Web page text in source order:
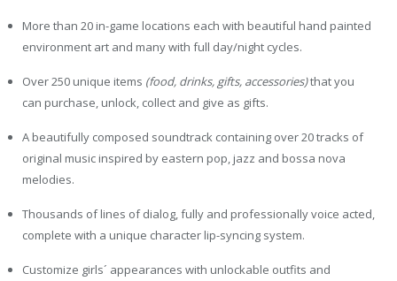
More than 20 in-game locations each with beautiful hand painted
environment art and many with full day/night cycles.
Over 250 unique items (food, drinks, gifts, accessories)that you
can purchase, unlock, collect and give as gifts.
A beautifully composed soundtrack containing over 20 tracks of
original music inspired by eastern pop, jazz and bossa nova
melodies.
Thousands of lines of dialog, fully and professionally voice acted,
complete with a unique character lip-syncing system.
Customize girls´ appearances with unlockable outfits and